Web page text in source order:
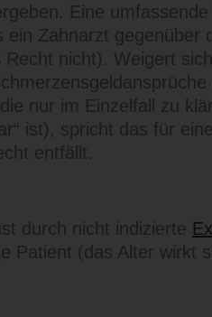
Eine
Zahnarzt
nicht). Weigert
nur im Einzelfall zu
ist), spricht das für
entfällt.
durch nicht indizierte
Patient (das Alter wirkt